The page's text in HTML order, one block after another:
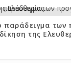
παράδειγμα των
της